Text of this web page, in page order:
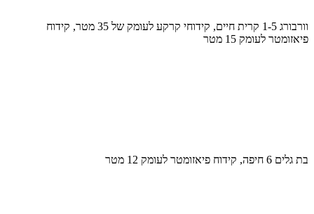
וורבורג 1-5 קרית חיים, קידוחי קרקע לעומק של 35 מטר, קידוח
פיאזומטר לעומק 15 מטר
בת גלים 6 חיפה, קידוח פיאזומטר לעומק 12 מטר